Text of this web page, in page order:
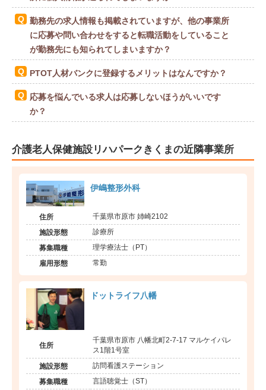
勤務先の求人情報も掲載されていますが、他の事業所
に応募や問い合わせをすると転職活動をしていること
が勤務先にも知られてしまいますか？
PTOT人材バンクに登録するメリットはなんですか？
応募を悩んでいる求人は応募しないほうがいいです
か？
介護老人保健施設リハパークきくまの近隣事業所
伊嶋整形外科
住所 千葉県市原市 姉崎2102
施設形態 診療所
募集職種 理学療法士（PT）
雇用形態 常勤
ドットライフ八幡
住所
千葉県市原市 八幡北町2-7-17 マルケイパレ
ス1階1号室
施設形態 訪問看護ステーション
募集職種 言語聴覚士（ST）